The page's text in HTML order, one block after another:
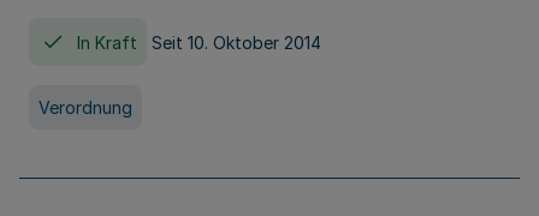
In Kraft Seit 10. Oktober 2014
Verordnung